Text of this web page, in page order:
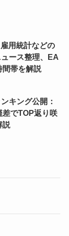
用統計などの
ース整理、EA
帯を解説
キング公開：
でTOP返り咲
説